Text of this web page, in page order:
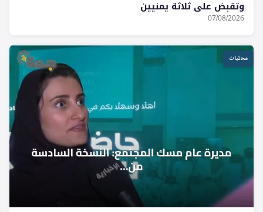
وتقبض على ثلاثة يمنيين
07/08/2026
محليات